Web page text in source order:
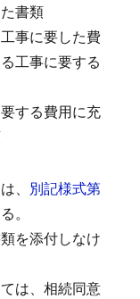
書類
事に要した費
工事に要する
する費用に充
、 別記様式第
。
を添付しなけ
は、相続同意